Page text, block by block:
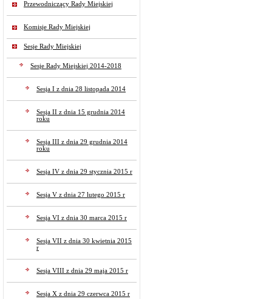
Przewodniczący Rady Miejskiej
Komisje Rady Miejskiej
Sesje Rady Miejskiej
Sesje Rady Miejskiej 2014-2018
Sesja I z dnia 28 listopada 2014
Sesja II z dnia 15 grudnia 2014
roku
Sesja III z dnia 29 grudnia 2014
roku
Sesja IV z dnia 29 stycznia 2015 r
Sesja V z dnia 27 lutego 2015 r
Sesja VI z dnia 30 marca 2015 r
Sesja VII z dnia 30 kwietnia 2015
r
Sesja VIII z dnia 29 maja 2015 r
Sesja X z dnia 29 czerwca 2015 r